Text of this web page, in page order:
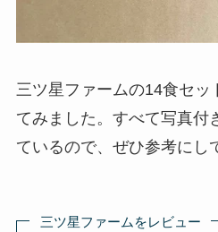
三ツ星ファームの14食セッ
てみました。すべて写真付
ているので、ぜひ参考にし
三ツ星ファームをレビュー